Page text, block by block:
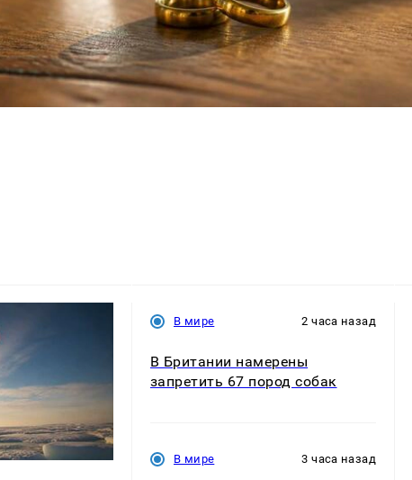
В мире 2 часа назад
В Британии намерены
запретить 67 пород собак
В мире 3 часа назад